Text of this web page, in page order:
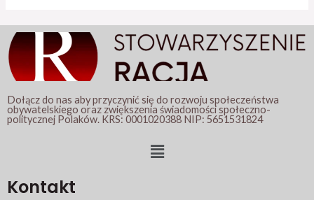
Dołącz do nas aby przyczynić się do rozwoju społeczeństwa
obywatelskiego oraz zwiększenia świadomości społeczno-
politycznej Polaków. KRS: 0001020388 NIP: 5651531824
Menu
Kontakt